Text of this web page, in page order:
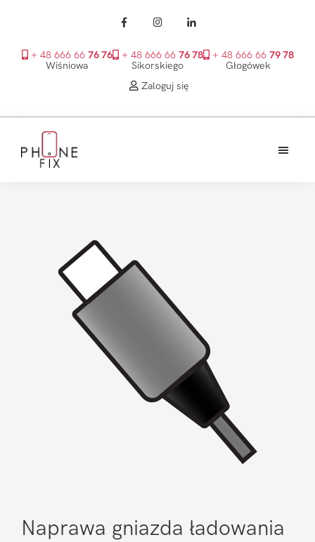
+ 48 666 66 76 76
Wiśniowa
+ 48 666 66 76 78
Sikorskiego
+ 48 666 66 79 78
Głogówek
Zaloguj się
głównego
Naprawa gniazda ładowania